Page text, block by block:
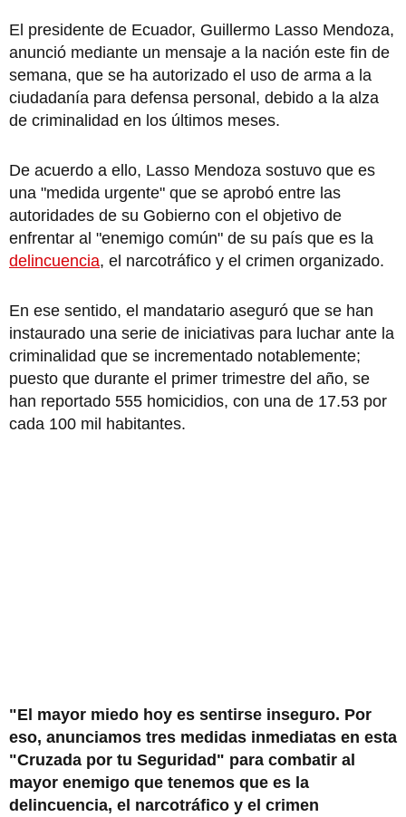
El presidente de Ecuador, Guillermo Lasso Mendoza,
anunció mediante un mensaje a la nación este fin de
semana, que se ha autorizado el uso de arma a la
ciudadanía para defensa personal, debido a la alza
de criminalidad en los últimos meses.
De acuerdo a ello, Lasso Mendoza sostuvo que es
una "medida urgente" que se aprobó entre las
autoridades de su Gobierno con el objetivo de
enfrentar al "enemigo común" de su país que es la
delincuencia, el narcotráfico y el crimen organizado.
En ese sentido, el mandatario aseguró que se han
instaurado una serie de iniciativas para luchar ante la
criminalidad que se incrementado notablemente;
puesto que durante el primer trimestre del año, se
han reportado 555 homicidios, con una de 17.53 por
cada 100 mil habitantes.
"El mayor miedo hoy es sentirse inseguro. Por
eso, anunciamos tres medidas inmediatas en esta
"Cruzada por tu Seguridad" para combatir al
mayor enemigo que tenemos que es la
delincuencia, el narcotráfico y el crimen